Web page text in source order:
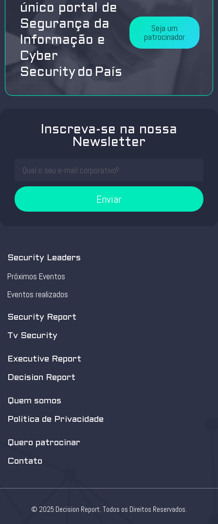
único portal de
Segurança da
Informação e
Cyber
Security do País
Seja um
patrocinador
Inscreva-se na nossa
Newsletter
Enviar
Security Leaders
Próximos Eventos
Eventos realizados
Security Report
Tv Security
Executive Report
Decision Report
Quem somos
Política de Privacidade
Quero patrocinar
Contato
© 2025 Decision Report. Todos os Direitos Reservados.